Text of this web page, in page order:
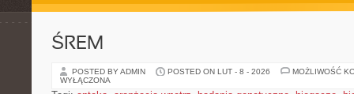
ŚREM
POSTED BY ADMIN POSTED ON LUT - 8 - 2026
MOŻLIWOŚĆ
WYŁĄCZONA